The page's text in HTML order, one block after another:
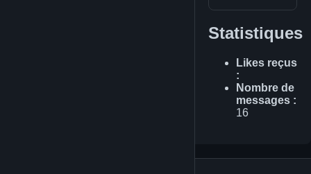
Statistiques
Likes reçus
:
Nombre de
messages :
16